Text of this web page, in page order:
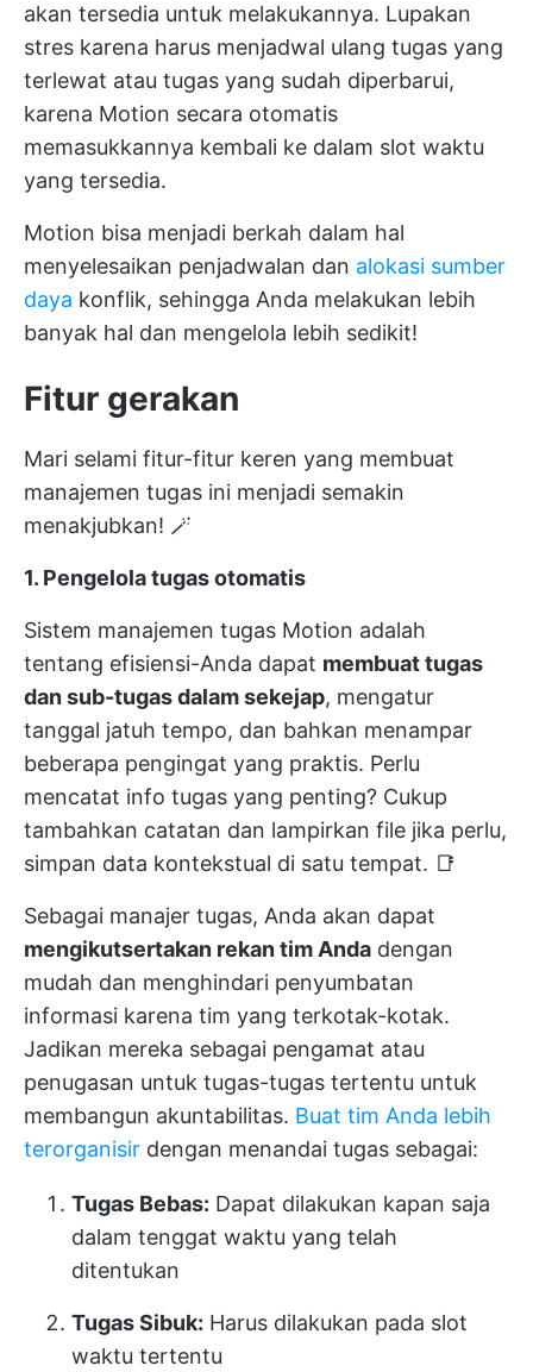
akan tersedia untuk melakukannya. Lupakan
stres karena harus menjadwal ulang tugas yang
terlewat atau tugas yang sudah diperbarui,
karena Motion secara otomatis
memasukkannya kembali ke dalam slot waktu
yang tersedia.
Motion bisa menjadi berkah dalam hal
menyelesaikan penjadwalan dan alokasi sumber
daya konflik, sehingga Anda melakukan lebih
banyak hal dan mengelola lebih sedikit!
Fitur gerakan
Mari selami fitur-fitur keren yang membuat
manajemen tugas ini menjadi semakin
menakjubkan! 🪄
1. Pengelola tugas otomatis
Sistem manajemen tugas Motion adalah
tentang efisiensi-Anda dapat membuat tugas
dan sub-tugas dalam sekejap, mengatur
tanggal jatuh tempo, dan bahkan menampar
beberapa pengingat yang praktis. Perlu
mencatat info tugas yang penting? Cukup
tambahkan catatan dan lampirkan file jika perlu,
simpan data kontekstual di satu tempat. 📑
Sebagai manajer tugas, Anda akan dapat
mengikutsertakan rekan tim Anda dengan
mudah dan menghindari penyumbatan
informasi karena tim yang terkotak-kotak.
Jadikan mereka sebagai pengamat atau
penugasan untuk tugas-tugas tertentu untuk
membangun akuntabilitas. Buat tim Anda lebih
terorganisir dengan menandai tugas sebagai:
Tugas Bebas: Dapat dilakukan kapan saja
dalam tenggat waktu yang telah
ditentukan
Tugas Sibuk: Harus dilakukan pada slot
waktu tertentu